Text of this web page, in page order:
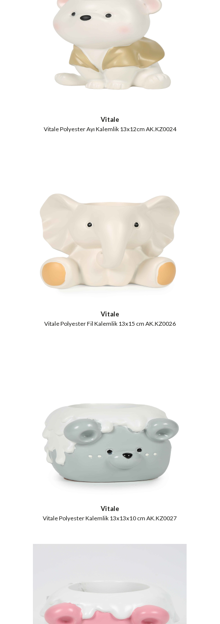
Vitale
Vitale Polyester Ayı Kalemlik 13x12cm AK.KZ0024
Vitale
Vitale Polyester Fil Kalemlik 13x15 cm AK.KZ0026
Vitale
Vitale Polyester Kalemlik 13x13x10 cm AK.KZ0027